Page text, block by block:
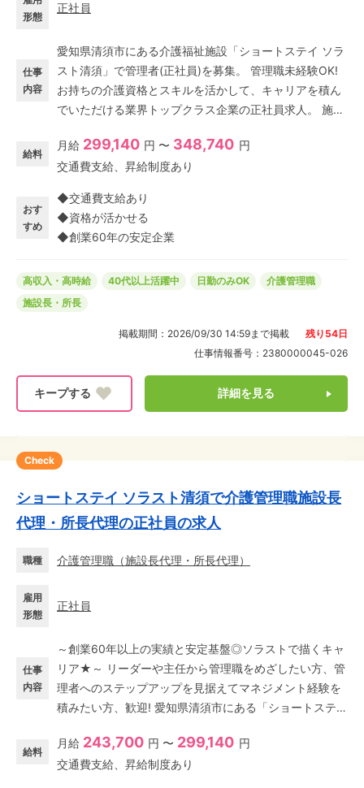
形態
正社員
仕事
内容
愛知県清須市にある介護福祉施設「ショートステイ ソラ
スト清須」で管理者(正社員)を募集。 管理職未経験OK!
お持ちの介護資格とスキルを活かして、キャリアを積ん
でいただける業界トップクラス企業の正社員求人。 施設
すめ≫ ・介護資格と経験を活かし、キャリアUPしたい
・事業所運営、マネジメント業務に興味ある ・介護分野
ダーシップを発揮したい ショートステイで勤務経験はあ
るけど、いきなり管理者は不安…という方も、サポート
体制は万全なので安心してくださいね。まずは見学も歓
給料
月給 299,140 円 〜 348,740 円
交通費支給、昇給制度あり
おす
すめ
◆交通費支給あり
◆資格が活かせる
◆創業60年の安定企業
高収入・高時給 40代以上活躍中 日勤のみOK
介護管理職
施設長・所長
掲載期間： 2026/09/30 14:59まで掲載 残り 54日
仕事情報番号： 2380000045-026
詳細を見る
Check
ショートステイ ソラスト清須で介護管理職施設長
代理・所長代理の正社員の求人
職種 介護管理職 （施設長代理・所長代理）
雇用
形態
正社員
仕事
内容
～創業60年以上の実績と安定基盤◎ソラストで描くキャ
リア★～ リーダーや主任から管理職をめざしたい方、管
理者へのステップアップを見据えてマネジメント経験を
積みたい方、歓迎! 愛知県清須市にある「ショートステイ
理者の補佐として、介護業務を行いながら、事業所運営
(マネジメント業務)をお任せします。 ◇年間休日120日
給料
月給 243,700 円 〜 299,140 円
交通費支給、昇給制度あり